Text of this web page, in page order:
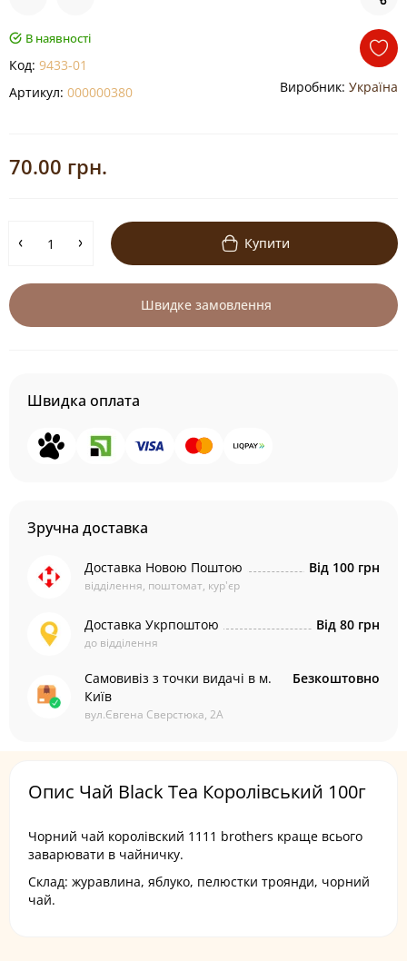
В наявності
Код: 9433-01
Артикул: 000000380 Виробник: Україна
70.00 грн.
Купити
Швидке замовлення
Швидка оплата
Зручна доставка
Доставка Новою Поштою
відділення, поштомат, кур'єр
Від 100 грн
Доставка Укрпоштою
до відділення
Від 80 грн
Самовивіз з точки видачі в м.
Київ
вул.Євгена Сверстюка, 2А
Безкоштовно
Опис Чай Black Tea Королівський 100г
Чорний чай королівский 1111 brothers краще всього
заварювати в чайничку.
Склад: журавлина, яблуко, пелюстки троянди, чорний
чай.